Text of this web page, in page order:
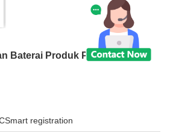
Baterai Produk Pendaftaran
registration